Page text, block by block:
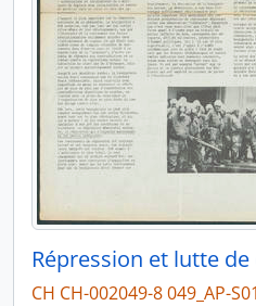
Répression et lutte de
CH CH-002049-8 049_AP-